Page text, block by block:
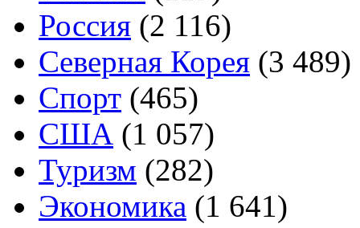
Россия (2 116)
Северная Корея (3 489)
Спорт (465)
США (1 057)
Туризм (282)
Экономика (1 641)